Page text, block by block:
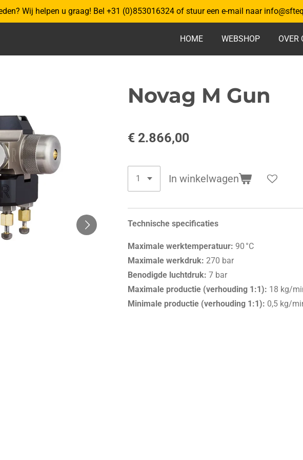
Wij helpen u graag! Bel +31 (0)853016324 of stuur een e-mail naar
HOME WEBSHOP OVER
Novag M Gun
€ 2.866,00
In winkelwagen
Technische specificaties
Maximale werktemperatuur: 90 °C
Maximale werkdruk: 270 bar
Benodigde luchtdruk: 7 bar
Maximale productie (verhouding 1:1): 18 kg/
Minimale productie (verhouding 1:1): 0,5 kg/